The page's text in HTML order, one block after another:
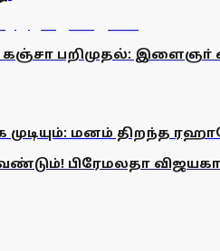
கஞ்சா பறிமுதல்: இளைஞா்
மனம் திறந்த
பிரேமலதா விஜயகாந்த்